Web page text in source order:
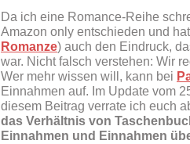
Da ich eine Romance-Reihe
Amazon only entschieden und
Romanze) auch den Eindruck,
war. Nicht falsch verstehen: Wir
Wer mehr wissen will, kann bei
Einnahmen auf. Im Update vom
diesem Beitrag verrate ich euch
das Verhältnis von
Einnahmen und Einnahmen